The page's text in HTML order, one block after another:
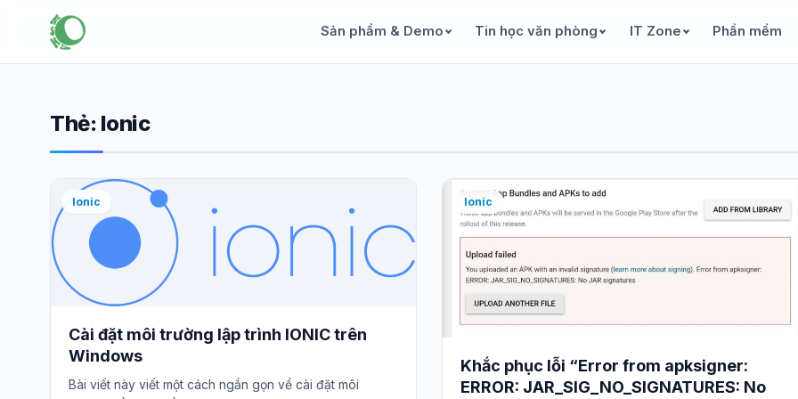
Sản phẩm & Demo Tin học văn phòng IT Zone Phần mềm
Thẻ: Ionic
Ionic
Cài đặt môi trường lập trình IONIC trên
Windows
Bài viết này viết một cách ngắn gọn về cài đặt môi
Ionic
Khắc phục lỗi “Error from apksigner:
ERROR: JAR_SIG_NO_SIGNATURES: No